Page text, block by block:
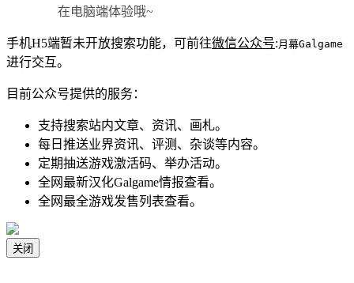
在电脑端体验哦~
手机H5端暂未开放搜索功能，可前往微信公众号: 月幕Galgame
进行交互。
目前公众号提供的服务：
支持搜索站内文章、资讯、画札。
每日推送业界资讯、评测、杂谈等内容。
定期抽送游戏激活码、举办活动。
全网最新汉化Galgame情报查看。
全网最全游戏发售列表查看。
关闭